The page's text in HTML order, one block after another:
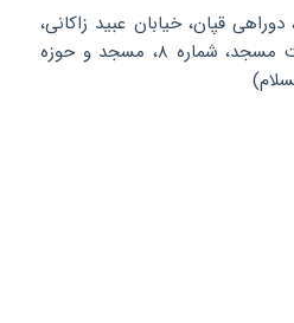
قپان، خیابان عبید زاکانی،
روبروی کانون میثم، بن بست مسجد، شماره ۸، مسجد و حوزه